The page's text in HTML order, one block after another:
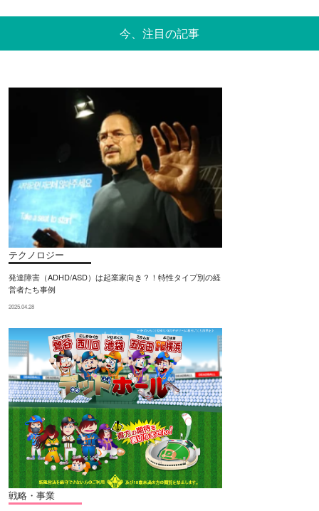
今、注目の記事
テクノロジー
発達障害（ADHD/ASD）は起業家向き？！特性タイプ別の経
営者たち事例
2025.04.28
戦略・事業